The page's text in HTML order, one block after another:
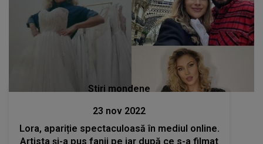
Stiri mondene
23 nov 2022
Lora, apariție spectaculoasă în mediul online.
Artista şi-a pus fanii pe jar după ce s-a filmat